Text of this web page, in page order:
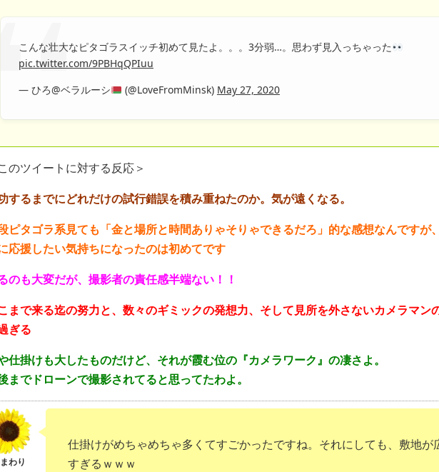
こんな壮大なピタゴラスイッチ初めて見たよ。。。3分弱…。思わず見入っちゃった
pic.twitter.com/9PBHqQPIuu
— ひろ@ベラルーシ
(@LoveFromMinsk) May 27, 2020
のツイートに対する反応＞
するまでにどれだけの試行錯誤を積み重ねたのか。気が遠くなる。
ピタゴラ系見ても「金と場所と時間ありゃそりゃできるだろ」的な感想なんですが
応援したい気持ちになったのは初めてです
のも大変だが、撮影者の責任感半端ない！！
まで来る迄の努力と、数々のギミックの発想力、そして見所を外さないカメラマンの
ぎる
仕掛けも大したものだけど、それが霞む位の『カメラワーク』の凄さよ。
までドローンで撮影されてると思ってたわよ。
仕掛けがめちゃめちゃ多くてすごかったですね。それにしても、敷地が
すぎるｗｗｗ